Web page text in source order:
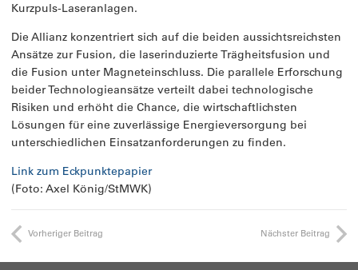
Kurzpuls-Laseranlagen.
Die Allianz konzentriert sich auf die beiden aussichtsreichsten
Ansätze zur Fusion, die laserinduzierte Trägheitsfusion und
die Fusion unter Magneteinschluss. Die parallele Erforschung
beider Technologieansätze verteilt dabei technologische
Risiken und erhöht die Chance, die wirtschaftlichsten
Lösungen für eine zuverlässige Energieversorgung bei
unterschiedlichen Einsatzanforderungen zu finden.
Link zum Eckpunktepapier
(Foto: Axel König/StMWK)
Vorheriger Beitrag Nächster Beitrag